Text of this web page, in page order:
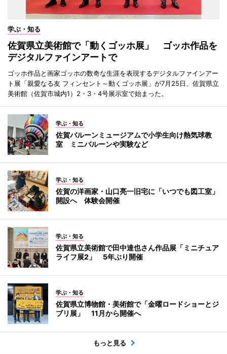
学ぶ・知る
佐賀県立美術館で「動くゴッホ展」 ゴッホ作品を
デジタルファインアートで
ゴッホ作品と画家ゴッホの数奇な生涯を表現するデジタルファインアー
ト展「親愛なる友 フィンセント～動くゴッホ展」が7月25日、佐賀県立
美術館（佐賀市城内1）2・3・4号展示室で始まった。
学ぶ・知る
佐賀バルーンミュージアムで小学生向け熱気球教
室 ミニバルーンや実験など
学ぶ・知る
佐賀の洋画家・山口亮一旧宅に「いつでも図工室」
開設へ 体験会開催
学ぶ・知る
佐賀県立美術館で田中達也さん作品展「ミニチュア
ライフ展2」 5年ぶり開催
学ぶ・知る
佐賀県立博物館・美術館で「金曜ロードショーとジ
ブリ展」 11月から開催へ
もっと見る